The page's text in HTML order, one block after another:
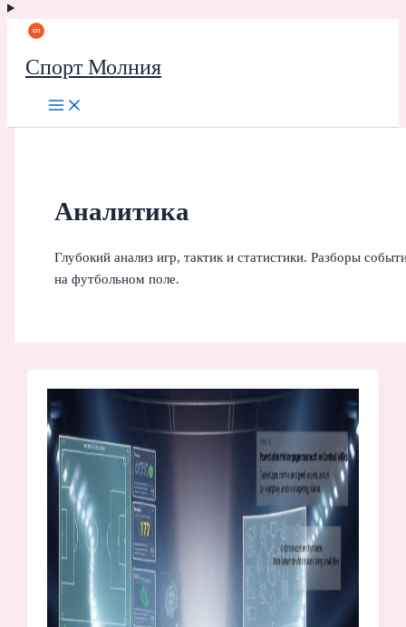
Спорт Молния
Аналитика
Глубокий анализ игр, тактик и статистики. Разборы
на футбольном поле.